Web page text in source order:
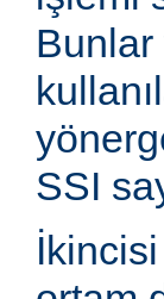
Bunlar
SSI